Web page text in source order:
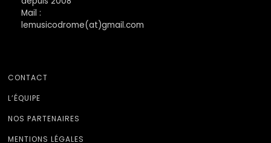
Mail :
lemusicodrome(at)gmail.com
CONTACT
L’ÉQUIPE
NOS PARTENAIRES
MENTIONS LÉGALES